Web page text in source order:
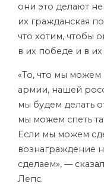
они это делают не
их гражданская
что хотим, чтобы
в их победе и в
«То, что мы можем
армии, нашей
мы будем делать
мы можем спеть
Если мы можем
вознаграждение
сделаем», — сказал
Лепс.